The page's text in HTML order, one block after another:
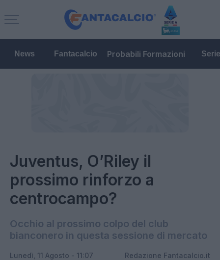
News Fantacalcio Probabili Formazioni
Juventus, O’Riley il
prossimo rinforzo a
centrocampo?
Occhio al prossimo colpo del club
bianconero in questa sessione di mercato
Lunedì, 11 Agosto - 11:07 Redazione Fantacalcio.it